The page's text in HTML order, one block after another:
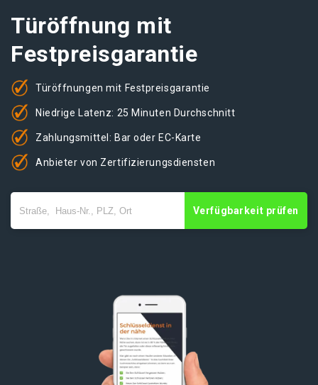
Türöffnung mit
Festpreisgarantie
Türöffnungen mit Festpreisgarantie
Niedrige Latenz: 25 Minuten Durchschnitt
Zahlungsmittel: Bar oder EC-Karte
Anbieter von Zertifizierungsdiensten
Verfügbarkeit prüfen